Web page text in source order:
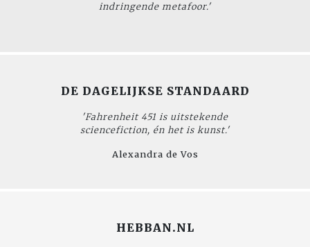
indringende metafoor.'
DE DAGELIJKSE STANDAARD
'Fahrenheit 451 is uitstekende
sciencefiction, én het is kunst.'
Alexandra de Vos
HEBBAN.NL